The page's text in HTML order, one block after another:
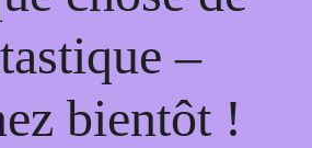
–
bientôt !